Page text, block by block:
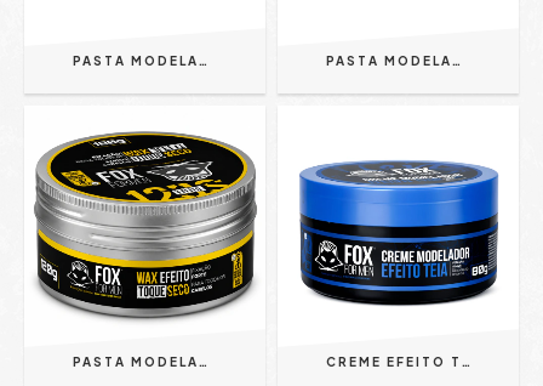
PASTA MODELADORA PREMIUM 80G - FOX FOR MEN PASTA MODELADORA ORANGE 120G - FOX FOR MEN
PASTA MODELADORA WAX TOQUE SECO 120G FOX FOR MEN CREME EFEITO TEIA 80G AZUL - FOX FOR MEN